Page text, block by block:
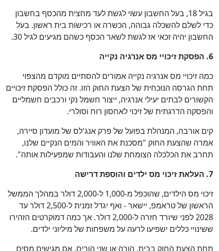
בגיל 18, בעל החשבון עשוי לגשת לעד מחצית מהכסף בחשבון
כדי לשלם להשכלה גבוהה, הכשרה או רכישות בית ראשון. בעל
החשבון יהיה זכאי אז לגשת לשאר הכסף כשהם מגיעים לגיל 30.
6. הפסקת זיכויי מס אנרגיה נקייה
כמה זיכויי מס אנרגיה נקייה אמורים להסתיים מוקדם מהצפוי
תחת הגרסה הנוכחית של הצעת החוק הזו. זה כולל הפסקת זיכויים
הקשורים לבתים יעילי אנרגיה, ייצור חשמל נקי ורכבים חשמליים
והפסקה הדרגתית של זיכוי לאחסון רוח וסולרי.
קים אורבה, המנהלת בפועל של פרק אנג'לס של מועדון סיירה,
אמרה שהצעת החוק "מסכנת את האוויר והמים הנקיים שלנו,
תחרב את הכלכלה הצומחת שלנו והעבודות שמפעילות אותה".
7. העלאת זיכוי מס ילדים והוספת דרישה
זיכוי מס הילדים, שהוכפל מ-1,000 ל-2,000 דולר במהלך הממשל
הראשון של טראמפ, יישאר - ואף יגדל זמנית ל-2,500 דולר עד
2028 לפני שיורד חזרה ל-2,000 דולר. אך כמה דמוקרטים הזהירו
ששינויי כללים ישפיעו לרעה על משפחות של מיליוני ילדים.
תחת הצעת החוק בבית, הורה או שני הורים, אם מגישים מסים
87%כן